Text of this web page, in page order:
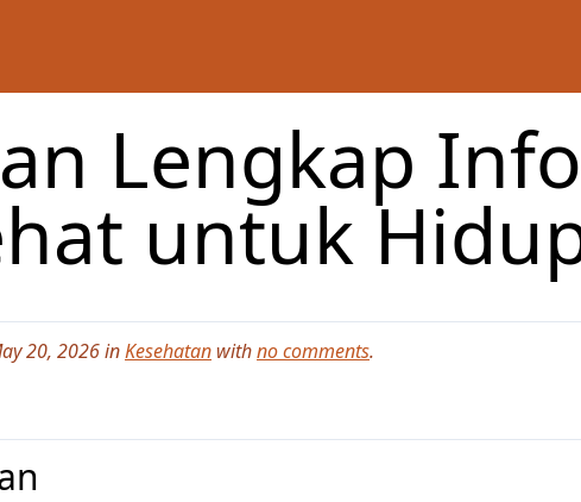
Lengkap
untuk
20, 2026 inKesehatan withno comments.